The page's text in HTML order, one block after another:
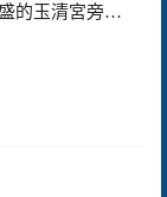
的玉清宮旁…